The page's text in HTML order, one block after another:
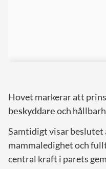
Hovet markerar att
beskyddareoch
Samtidigt visar beslutet
mammaledighet och
central kraft i parets